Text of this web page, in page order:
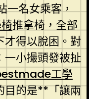
一名女乘客，
推拿椅，全部
才得以脫困。對
一小撮頭發被扯
工學
目的是**「讓兩